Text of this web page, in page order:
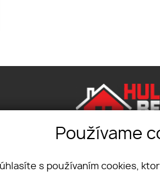
831 07, Bratislava - Vajnory
ÚVOD SLUŽBY
Používame
s používaním cookies,